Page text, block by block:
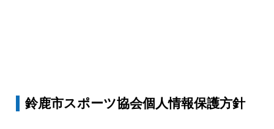
鈴鹿市スポーツ協会個人情報保護方針